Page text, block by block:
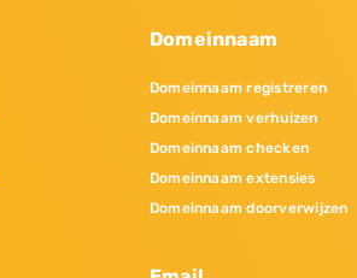
Domeinnaam
Domeinnaam registreren
Domeinnaam verhuizen
Domeinnaam checken
Domeinnaam extensies
Domeinnaam doorverwijzen